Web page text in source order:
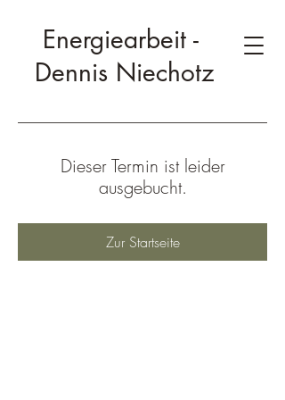
Energiearbeit -
Dennis Niechotz
Dieser Termin ist leider
ausgebucht.
Zur Startseite